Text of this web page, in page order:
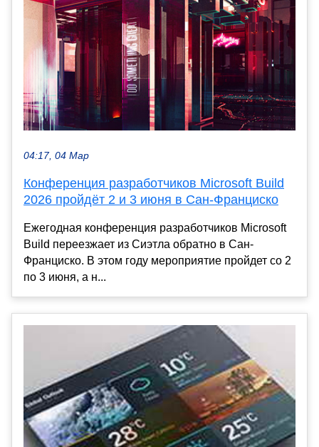
04:17, 04 Мар
Конференция разработчиков Microsoft Build
2026 пройдёт 2 и 3 июня в Сан-Франциско
Ежегодная конференция разработчиков Microsoft
Build переезжает из Сиэтла обратно в Сан-
Франциско. В этом году мероприятие пройдет со 2
по 3 июня, а н...